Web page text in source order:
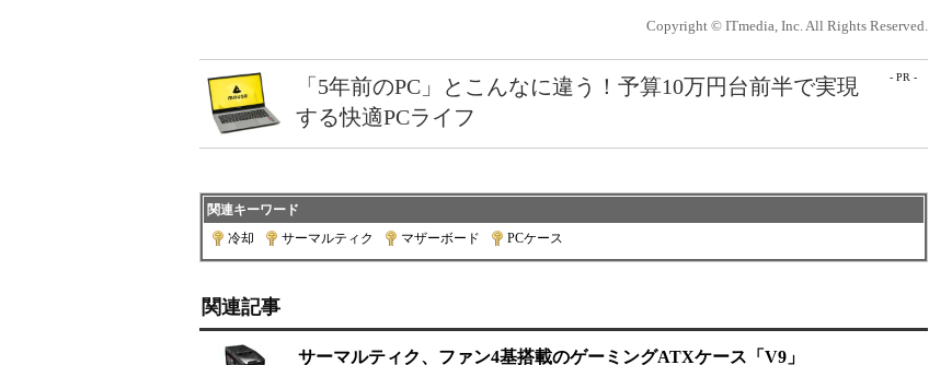
Copyright © ITmedia, Inc. All Rights Reserved.
- PR -
「5年前のPC」とこんなに違う！予算10万円台前半で実現
する快適PCライフ
関連キーワード
冷却
サーマルティク マザーボード PCケース
関連記事
サーマルティク、ファン4基搭載のゲーミングATXケース「V9」